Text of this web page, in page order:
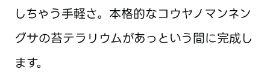
しちゃう手軽さ。本格的なコウヤノマンネン
グサの苔テラリウムがあっという間に完成し
ます。